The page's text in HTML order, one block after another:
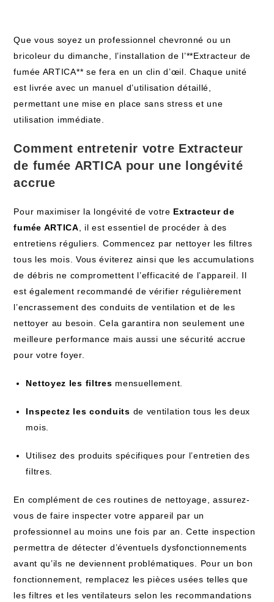
Que vous soyez un professionnel chevronné ou un
bricoleur du dimanche, l’installation de l’**Extracteur de
fumée ARTICA** se fera en un clin d’œil. Chaque unité
est livrée avec un manuel d’utilisation détaillé,
permettant une mise en place sans stress et une
utilisation immédiate.
Comment entretenir votre Extracteur
de fumée ARTICA pour une longévité
accrue
Pour maximiser la longévité de votre Extracteur de
fumée ARTICA , il est essentiel de procéder à des
entretiens réguliers. Commencez par nettoyer les filtres
tous les mois. Vous éviterez ainsi que les accumulations
de débris ne compromettent l’efficacité de l’appareil. Il
est également recommandé de vérifier régulièrement
l’encrassement des conduits de ventilation et de les
nettoyer au besoin. Cela garantira non seulement une
meilleure performance mais aussi une sécurité accrue
pour votre foyer.
Nettoyez les filtres mensuellement.
Inspectez les conduits de ventilation tous les deux
mois.
Utilisez des produits spécifiques pour l’entretien des
filtres.
En complément de ces routines de nettoyage, assurez-
vous de faire inspecter votre appareil par un
professionnel au moins une fois par an. Cette inspection
permettra de détecter d’éventuels dysfonctionnements
avant qu’ils ne deviennent problématiques. Pour un bon
fonctionnement, remplacez les pièces usées telles que
les filtres et les ventilateurs selon les recommandations